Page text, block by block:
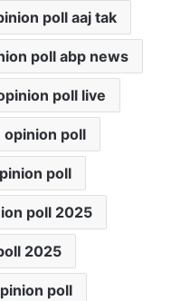
poll aaj tak
poll abp news
poll live
poll
poll
poll 2025
2025
poll